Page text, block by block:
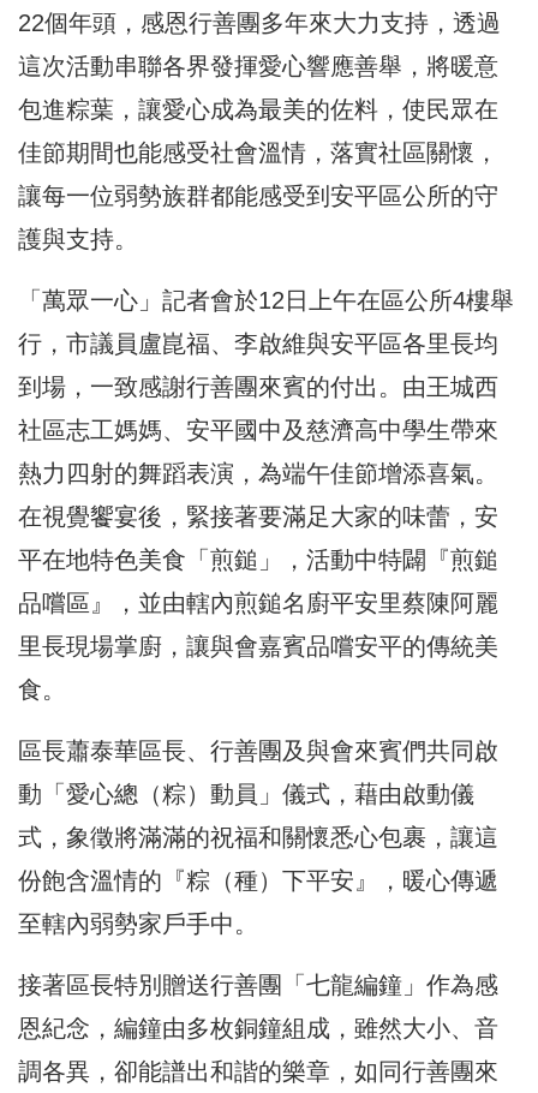
22個年頭，感恩行善團多年來大力支持，透過
這次活動串聯各界發揮愛心響應善舉，將暖意
包進粽葉，讓愛心成為最美的佐料，使民眾在
佳節期間也能感受社會溫情，落實社區關懷，
讓每一位弱勢族群都能感受到安平區公所的守
護與支持。
「萬眾一心」記者會於12日上午在區公所4樓舉
行，市議員盧崑福、李啟維與安平區各里長均
到場，一致感謝行善團來賓的付出。由王城西
社區志工媽媽、安平國中及慈濟高中學生帶來
熱力四射的舞蹈表演，為端午佳節增添喜氣。
在視覺饗宴後，緊接著要滿足大家的味蕾，安
平在地特色美食「煎鎚」，活動中特闢『煎鎚
品嚐區』，並由轄內煎鎚名廚平安里蔡陳阿麗
里長現場掌廚，讓與會嘉賓品嚐安平的傳統美
食。
區長蕭泰華區長、行善團及與會來賓們共同啟
動「愛心總（粽）動員」儀式，藉由啟動儀
式，象徵將滿滿的祝福和關懷悉心包裹，讓這
份飽含溫情的『粽（種）下平安』，暖心傳遞
至轄內弱勢家戶手中。
接著區長特別贈送行善團「七龍編鐘」作為感
恩紀念，編鐘由多枚銅鐘組成，雖然大小、音
調各異，卻能譜出和諧的樂章，如同行善團來